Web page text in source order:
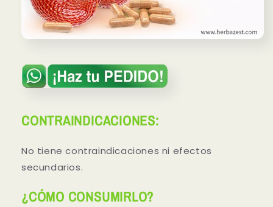
CONTRAINDICACIONES:
No tiene contraindicaciones ni efectos
secundarios.
¿CÓMO CONSUMIRLO?